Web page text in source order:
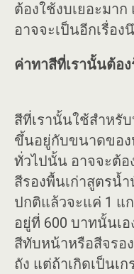
ต้องใช้งบเยอะมา
อาจจะเป็นอีกเรื่อง
ค่าทาสีที่เรานั้นต้อง
สีที่เรานั้นใช้สำหรั
ขึ้นอยู่กับขนาดของ
ทั่วไปนั้น อาจจะต้อ
สีรองพื้นเก่าสูตรน้
ปกติแล้วจะแค่ 1 แ
อยู่ที่ 600 บาทนั้นเอ
สีทับหน้าหรือสีจรอ
ถัง แต่ถ้าเกิดเป็นเ